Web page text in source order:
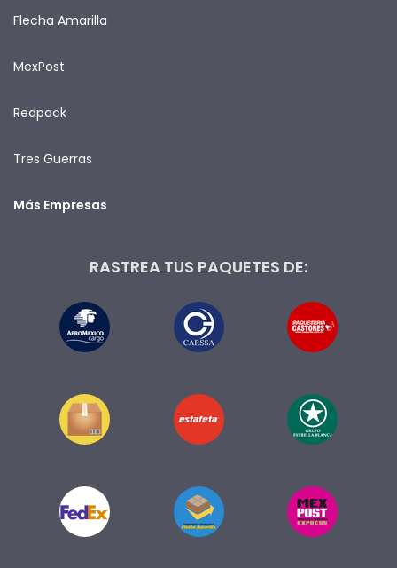
Flecha Amarilla
MexPost
Redpack
Tres Guerras
Más Empresas
RASTREA TUS PAQUETES DE: